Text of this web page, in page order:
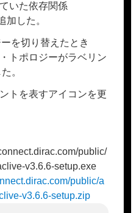
いた依存関係
加した。
を切り替えたとき
トポロジーがラベリン
。
トを表すアイコンを更
public/
v3.6.6-setup.exe
public/a
v3.6.6-setup.zip